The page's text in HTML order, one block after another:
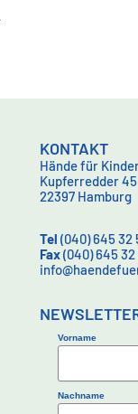
KONTAKT
Hände für
Kupferredder 45
22397 Hamburg
Tel (040) 645 32
Fax(040) 645 32
Vorname
Nachname